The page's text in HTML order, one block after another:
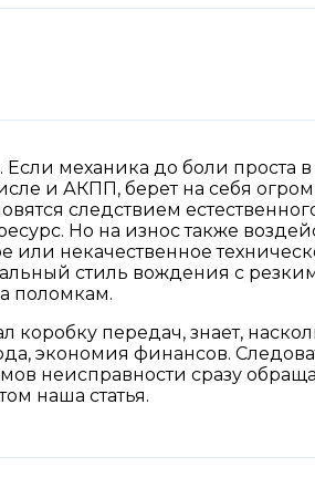
механика до боли проста в
и АКПП, берет на себя
следствием
Но на износ также
некачественное
стиль вождения с
поломкам.
передач, знает,
экономия финансов.
неисправности сразу
наша статья.